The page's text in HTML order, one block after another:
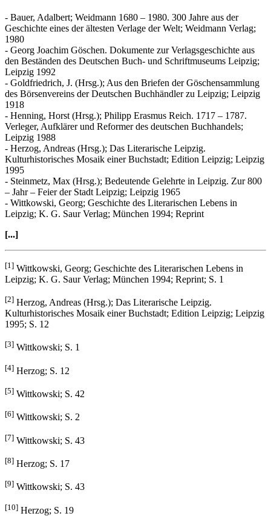
- Bauer, Adalbert; Weidmann 1680 – 1980. 300 Jahre aus der
Geschichte eines der ältesten Verlage der Welt; Weidmann Verlag;
1980
- Georg Joachim Göschen. Dokumente zur Verlagsgeschichte aus
den Beständen des Deutschen Buch- und Schriftmuseums Leipzig;
Leipzig 1992
- Goldfriedrich, J. (Hrsg.); Aus den Briefen der Göschensammlung
des Börsenvereins der Deutschen Buchhändler zu Leipzig; Leipzig
1918
- Henning, Horst (Hrsg.); Philipp Erasmus Reich. 1717 – 1787.
Verleger, Aufklärer und Reformer des deutschen Buchhandels;
Leipzig 1988
- Herzog, Andreas (Hrsg.); Das Literarische Leipzig.
Kulturhistorisches Mosaik einer Buchstadt; Edition Leipzig; Leipzig
1995
- Steinmetz, Max (Hrsg.); Bedeutende Gelehrte in Leipzig. Zur 800
– Jahr – Feier der Stadt Leipzig; Leipzig 1965
- Wittkowski, Georg; Geschichte des Literarischen Lebens in
Leipzig; K. G. Saur Verlag; München 1994; Reprint
[...]
[1] Wittkowski, Georg; Geschichte des Literarischen Lebens in
Leipzig; K. G. Saur Verlag; München 1994; Reprint; S. 1
[2] Herzog, Andreas (Hrsg.); Das Literarische Leipzig.
Kulturhistorisches Mosaik einer Buchstadt; Edition Leipzig; Leipzig
1995; S. 12
[3] Wittkowski; S. 1
[4] Herzog; S. 12
[5] Wittkowski; S. 42
[6] Wittkowski; S. 2
[7] Wittkowski; S. 43
[8] Herzog; S. 17
[9] Wittkowski; S. 43
[10] Herzog; S. 19